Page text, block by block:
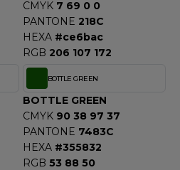
CMYK 7 69 0 0
PANTONE 218C
HEXA #ce6bac
RGB 206 107 172
BOTTLE GREEN
BOTTLE GREEN
CMYK 90 38 97 37
PANTONE 7483C
HEXA #355832
RGB 53 88 50